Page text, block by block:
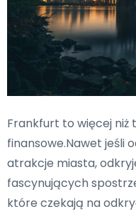
Frankfurt to więcej
finansowe.Nawet jeśli
atrakcje miasta,
fascynujących
które czekają na